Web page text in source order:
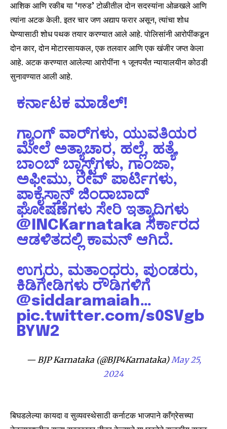
Join our community of
SUBSCRIBERS and be part of the
conversation.
To subscribe, simply enter your email address on our website
or click the subscribe button below. Don't worry, we respect
your privacy and won't spam your inbox. Your information is
safe with us.
SUBSCRIBE
I've read and accept the Privacy Policy
आशिक आणि रकीब या ‘गरुड’ टोळीतील दोन सदस्यांना ओळखले आणि
त्यांना अटक केली. इतर चार जण अद्याप फरार असून, त्यांचा शोध
घेण्यासाठी शोध पथक तयार करण्यात आले आहे. पोलिसांनी आरोपींकडून
दोन कार, दोन मोटारसायकल, एक तलवार आणि एक खंजीर जप्त केला
आहे. अटक करण्यात आलेल्या आरोपींना १ जूनपर्यंत न्यायालयीन कोठडी
सुनावण्यात आली आहे.
ಕರ್ನಾಟಕ ಮಾಡೆಲ್!
ಗ್ಯಾಂಗ್ ವಾರ್‌ಗಳು, ಯುವತಿಯರ
ಮೇಲೆ ಅತ್ಯಾಚಾರ, ಹಲ್ಲೆ, ಹತ್ಯೆ,
ಬಾಂಬ್ ಬ್ಲಾಸ್ಟ್‌ಗಳು, ಗಾಂಜಾ,
ಅಫೀಮು, ರೇವ್ ಪಾರ್ಟಿಗಳು,
ಪಾಕೈಸ್ತಾನ್ ಜಿಂದಾಬಾದ್
ಘೋಷಣೆಗಳು ಸೇರಿ ಇತ್ಯಾದಿಗಳು
@INCKarnataka ಸರ್ಕಾರದ
ಆಡಳಿತದಲ್ಲಿ ಕಾಮನ್ ಆಗಿದೆ.
ಉಗ್ರರು, ಮತಾಂಧರು, ಪುಂಡರು,
ಕಿಡಿಗೇಡಿಗಳು ರೌಡಿಗಳಿಗೆ
@siddaramaiah…
pic.twitter.com/s0SVgb
BYW2
— BJP Karnataka (@BJP4Karnataka)May 25,
2024
बिघडलेल्या कायदा व सुव्यवस्थेसाठी कर्नाटक भाजपाने काँग्रेसच्या